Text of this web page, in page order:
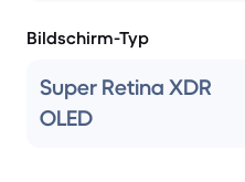
Bildschirm-Typ
Super Retina XDR
OLED